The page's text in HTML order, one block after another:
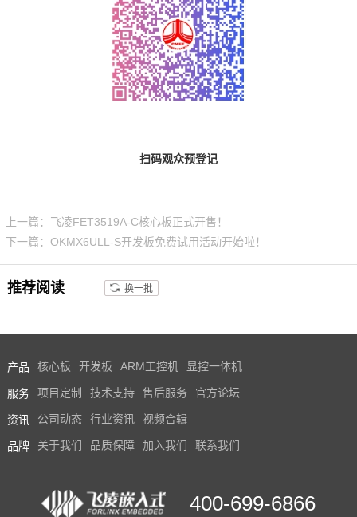
扫码观众预登记
上一篇：飞凌FET3519A-C核心板正式开售！
下一篇：OKMX6ULL-S开发板免费试用活动开始啦！
推荐阅读 换一批
产品 核心板 开发板 ARM工控机 显控一体机
服务 项目定制 技术支持 售后服务 官方论坛
资讯 公司动态 行业资讯 视频合辑
品牌 关于我们 品质保障 加入我们 联系我们
400-699-6866